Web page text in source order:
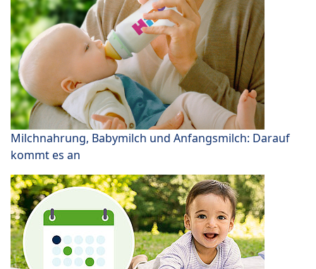
Milchnahrung, Babymilch und Anfangsmilch: Darauf
kommt es an